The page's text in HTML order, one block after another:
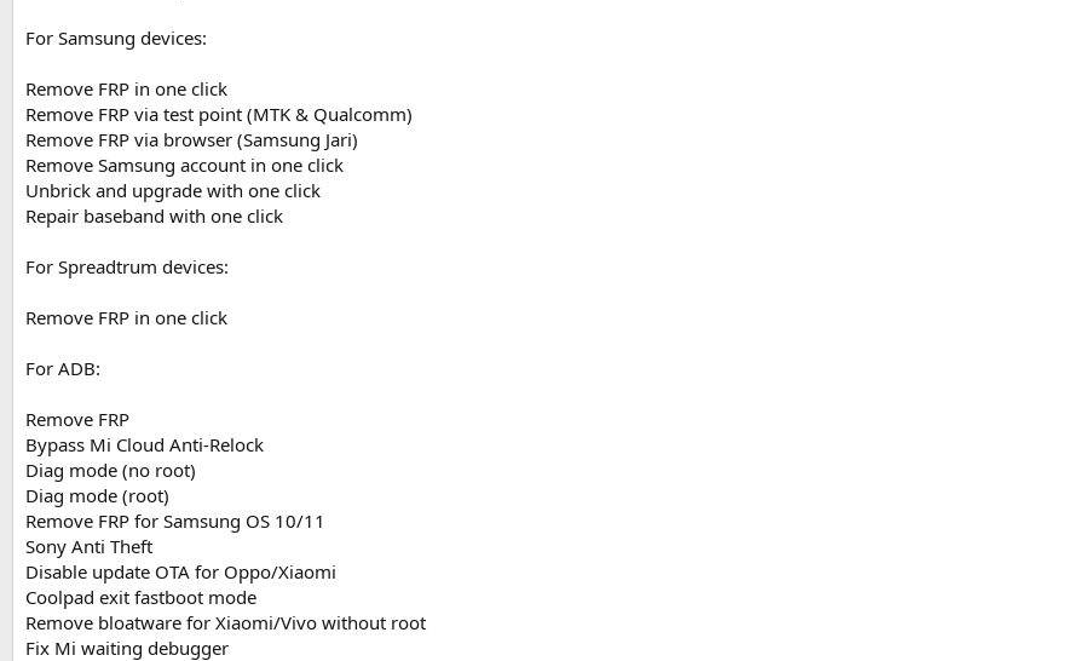
For Samsung devices:
Remove FRP in one click
Remove FRP via test point (MTK & Qualcomm)
Remove FRP via browser (Samsung Jari)
Remove Samsung account in one click
Unbrick and upgrade with one click
Repair baseband with one click
For Spreadtrum devices:
Remove FRP in one click
For ADB:
Remove FRP
Bypass Mi Cloud Anti-Relock
Diag mode (no root)
Diag mode (root)
Remove FRP for Samsung OS 10/11
Sony Anti Theft
Disable update OTA for Oppo/Xiaomi
Coolpad exit fastboot mode
Remove bloatware for Xiaomi/Vivo without root
Fix Mi waiting debugger